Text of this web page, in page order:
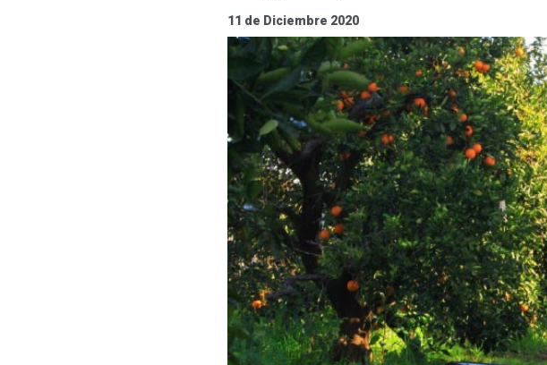
11 de Diciembre 2020